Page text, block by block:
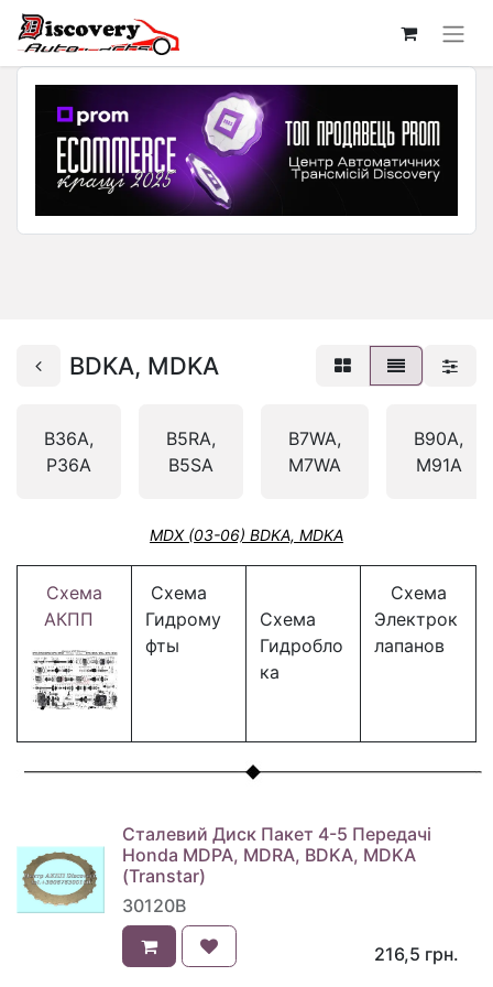
BDKA, MDKA
B36A,
P36A
B5RA,
B5SA
B7WA,
M7WA
B90A,
M91A
MDX (03-06) BDKA, MDKA
Схема
АКПП
Схема
Гидрому
фты
Схема
Гидробло
ка
Схема
Электрок
лапанов
Сталевий Диск Пакет 4-5 Передачі
Honda MDPA, MDRA, BDKA, MDKA
(Transtar)
30120B
216,5 грн.